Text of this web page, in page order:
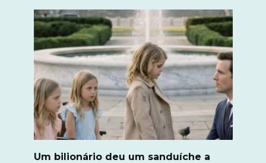
Um bilionário deu um sanduíche a